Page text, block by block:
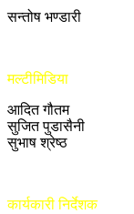
सन्तोष भण्डारी
मल्टीमिडिया
आदित गौतम
सुजित पुडासैनी
सुभाष श्रेष्ठ
कार्यकारी निर्देशक